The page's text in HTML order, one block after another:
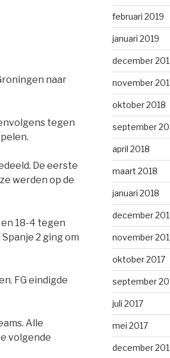
naar
tegen
De eerste
werden op de
18-4 tegen
2 ging om
FG eindigde
Alle
volgende
februari 2019
januari 2019
december
november
oktober 2018
september
april 2018
maart 2018
januari 2018
december
november
oktober 2017
september
juli 2017
mei 2017
december